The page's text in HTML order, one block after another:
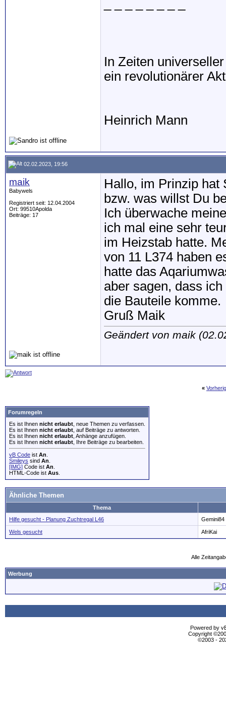
In Zeiten
ein revolutionärer
Heinrich Mann
02.02.2023, 19:56
maik
Babywels
Registriert seit: 12.04.2004
Ort: 99510Apolda
Beiträge: 17
Hallo, im Prinzip hat
bzw. was willst Du
Ich überwache
ich mal eine sehr
im Heizstab hatte.
von 11 L374 haben
hatte das
aber sagen, dass
die Bauteile komme.
Gruß Maik
Geändert von maik
«
Forumregeln
Es ist Ihnen nicht erlaubt , neue Themen zu verfassen.
Es ist Ihnen nicht erlaubt , auf Beiträge zu antworten.
Es ist Ihnen nicht erlaubt , Anhänge anzufügen.
Es ist Ihnen nicht erlaubt , Ihre Beiträge zu bearbeiten.
vB Code ist An
Smileys sind An
[IMG] Code ist An
HTML-Code ist Aus
Ähnliche Themen
Thema
Hilfe gesucht - Planung Zuchtregal L46
Gemini84
Wels gesucht AfriKai
Alle
Werbung
Powered by
Copyright
©2003 -